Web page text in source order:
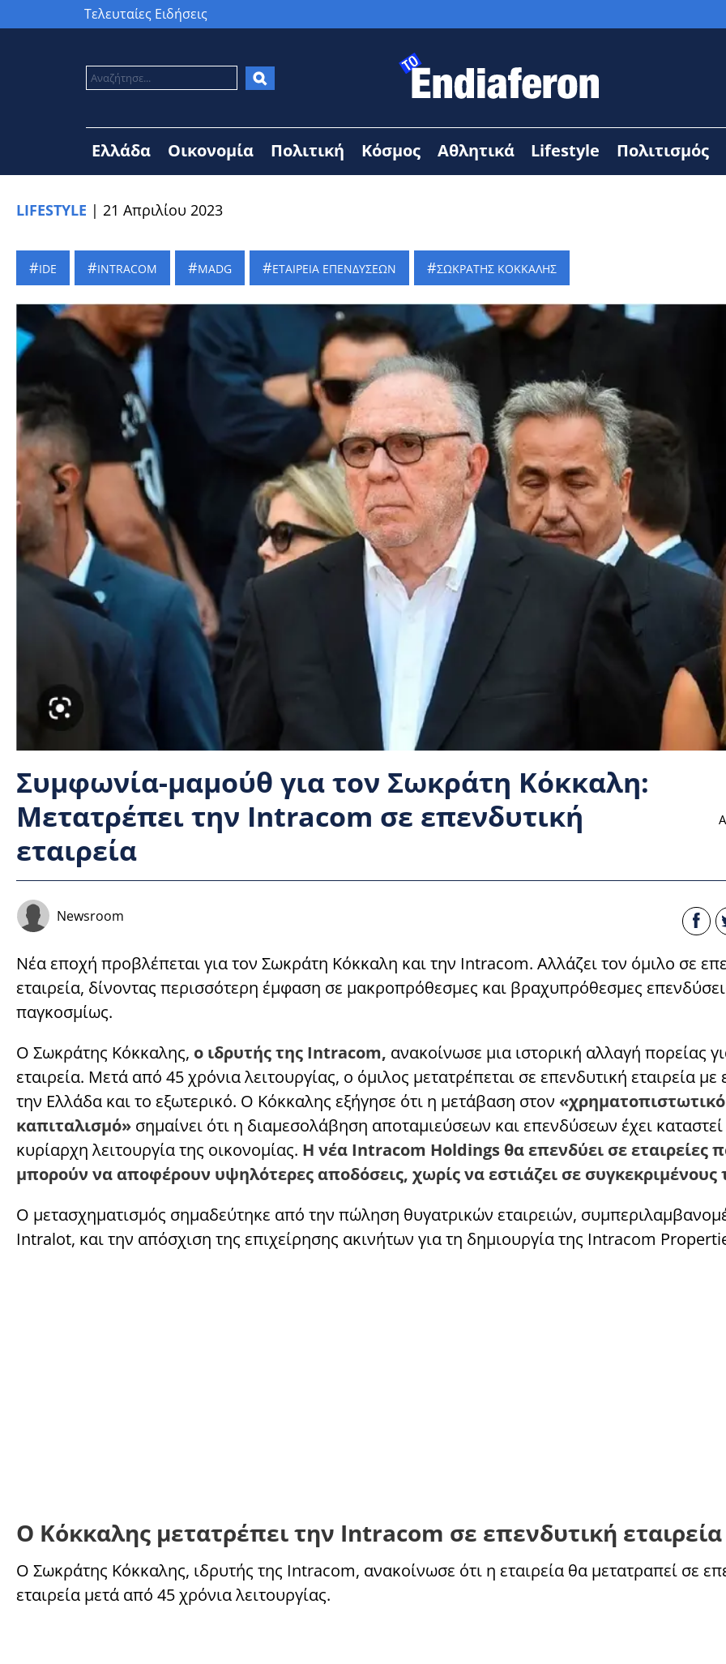
Τελευταίες Ειδήσεις
Ελλάδα Οικονομία Πολιτική Κόσμος Αθλητικά Lifestyle Πολιτισμός
LIFESTYLE | 21 Απριλίου 2023
IDE INTRACOM MADG ΕΤΑΙΡΕΙΑ ΕΠΕΝΔΥΣΕΩΝ ΣΩΚΡΑΤΗΣ ΚΟΚΚΑΛΗΣ
Συμφωνία-μαμούθ για τον Σωκράτη Κόκκαλη:
Μετατρέπει την Intracom σε επενδυτική
εταιρεία
Newsroom
Νέα εποχή προβλέπεται για τον Σωκράτη Κόκκαλη και την Intracom. Αλλάζει τον όμιλο σε
εταιρεία, δίνοντας περισσότερη έμφαση σε μακροπρόθεσμες και βραχυπρόθεσμες
παγκοσμίως.
Ο Σωκράτης Κόκκαλης, ο ιδρυτής της Intracom, ανακοίνωσε μια ιστορική αλλαγή πορείας
εταιρεία. Μετά από 45 χρόνια λειτουργίας, ο όμιλος μετατρέπεται σε επενδυτική εταιρεία με
την Ελλάδα και το εξωτερικό. Ο Κόκκαλης εξήγησε ότι η μετάβαση στον «χρηματοπιστωτικό
καπιταλισμό» σημαίνει ότι η διαμεσολάβηση αποταμιεύσεων και επενδύσεων έχει
κυρίαρχη λειτουργία της οικονομίας. Η νέα Intracom Holdings θα επενδύει σε εταιρείες
μπορούν να αποφέρουν υψηλότερες αποδόσεις, χωρίς να εστιάζει σε συγκεκριμένους
Ο μετασχηματισμός σημαδεύτηκε από την πώληση θυγατρικών εταιρειών,
Intralot, και την απόσχιση της επιχείρησης ακινήτων για τη δημιουργία της Intracom
Ο Κόκκαλης μετατρέπει την Intracom σε επενδυτική εταιρεία
Ο Σωκράτης Κόκκαλης, ιδρυτής της Intracom, ανακοίνωσε ότι η εταιρεία θα μετατραπεί σε
εταιρεία μετά από 45 χρόνια λειτουργίας.